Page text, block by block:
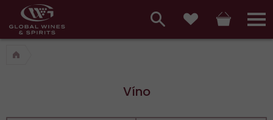
Hlavní
menu,
košík,
Víno